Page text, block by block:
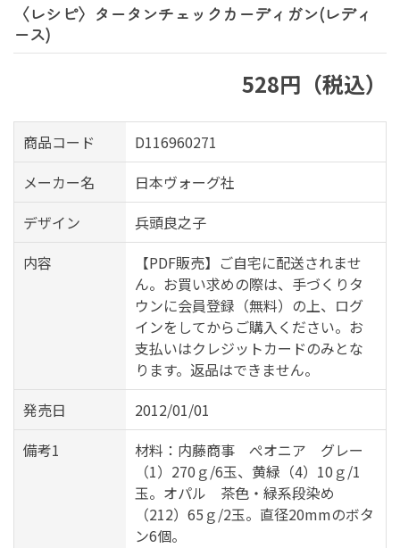
〈レシピ〉タータンチェックカーディガン(レディ
ース)
528円（税込）
商品コード
D116960271
メーカー名
日本ヴォーグ社
デザイン
兵頭良之子
内容
【PDF販売】ご自宅に配送されませ
ん。お買い求めの際は、手づくりタ
ウンに会員登録（無料）の上、ログ
インをしてからご購入ください。お
支払いはクレジットカードのみとな
ります。返品はできません。
発売日
2012/01/01
備考1
材料：内藤商事 ぺオニア グレー
（1）270ｇ/6玉、黄緑（4）10ｇ/1
玉。オパル 茶色・緑系段染め
（212）65ｇ/2玉。直径20mmのボタ
ン6個。